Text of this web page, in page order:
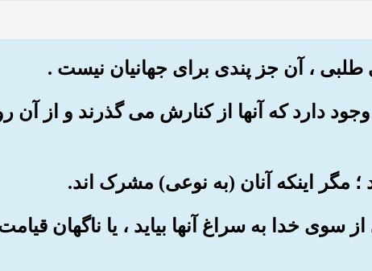
وجود دارد که آنها از کنارش می گذرند و از
از سوی خدا به سراغ آنها بیاید ، یا ناگهان